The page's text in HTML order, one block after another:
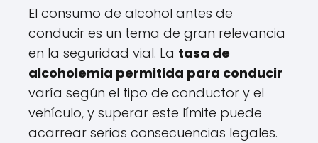
El consumo de alcohol antes de
conducir es un tema de gran relevancia
en la seguridad vial. La tasa de
alcoholemia permitida para conducir
varía según el tipo de conductor y el
vehículo, y superar este límite puede
acarrear serias consecuencias legales.